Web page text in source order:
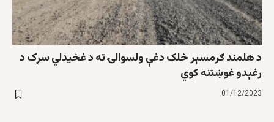
د هلمند ګرمسېر خلک دغې ولسوالۍ ته د غځیدلي سړک د
رغېدو غوښتنه کوي
01/12/2023